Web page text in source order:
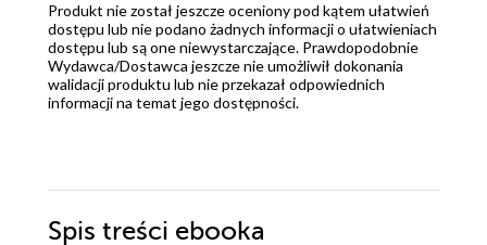
Produkt nie został jeszcze oceniony pod kątem ułatwień
dostępu lub nie podano żadnych informacji o ułatwieniach
dostępu lub są one niewystarczające. Prawdopodobnie
Wydawca/Dostawca jeszcze nie umożliwił dokonania
walidacji produktu lub nie przekazał odpowiednich
informacji na temat jego dostępności.
Spis treści ebooka